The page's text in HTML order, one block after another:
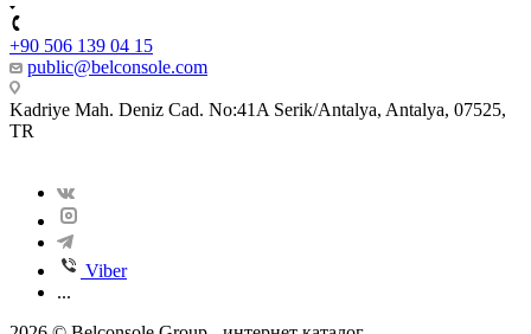
+90 506 139 04 15
public@belconsole.com
Kadriye Mah. Deniz Cad. No:41A Serik/Antalya, Antalya, 07525,
TR
Viber
...